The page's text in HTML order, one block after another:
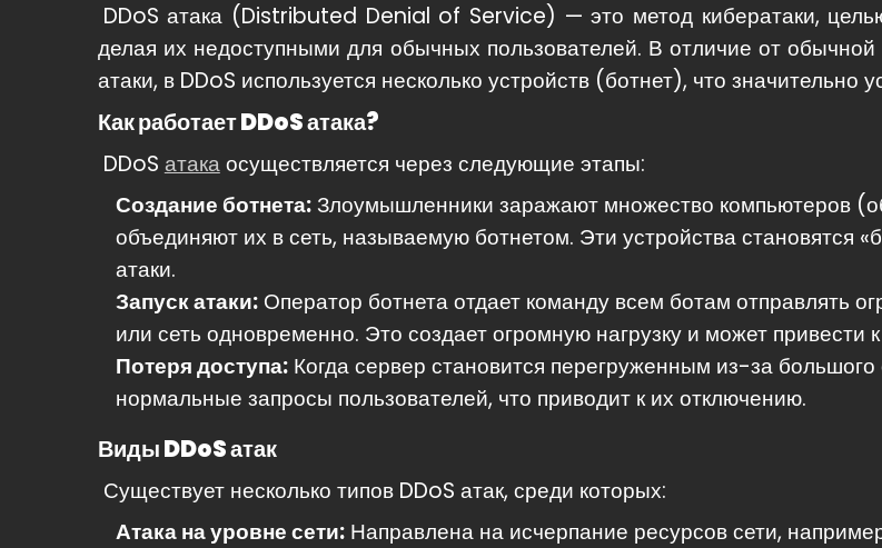
DDoS атака (Distributed Denial of Service) — это метод кибератаки, целью
делая их недоступными для обычных пользователей. В отличие от обычной
атаки, в DDoS используется несколько устройств (ботнет), что значительно
Как работает DDoS атака?
DDoS атакаосуществляется через следующие этапы:
Создание ботнета:Злоумышленники заражают множество компьютеров
объединяют их в сеть, называемую ботнетом. Эти устройства становятся
атаки.
Запуск атаки: Оператор ботнета отдает команду всем ботам отправлять
или сеть одновременно. Это создает огромную нагрузку и может привести
Потеря доступа: Когда сервер становится перегруженным из-за
нормальные запросы пользователей, что приводит к их отключению.
Виды DDoS атак
Существует несколько типов DDoS атак, среди которых:
Атака на уровне сети: Направлена на исчерпание ресурсов сети,